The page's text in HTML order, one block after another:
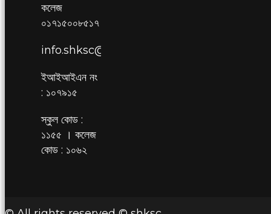
কলেজ
০১৭১৫০০৮৫১৭
info.shksc@gmail.com
ইআইআইএন নং
: ১০৭৯১৫
স্কুল কোড :
১১৫৫ । কলেজ
কোড : ১০৬২